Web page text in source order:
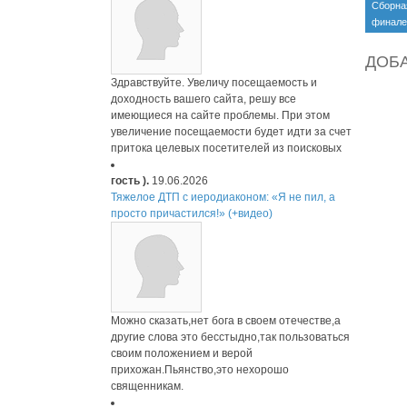
Здравствуйте. Увеличу посещаемость и
доходность вашего сайта, решу все
имеющиеся на сайте проблемы. При этом
увеличение посещаемости будет идти за счет
притока целевых посетителей из поисковых
гость ). 19.06.2026
Тяжелое ДТП с иеродиаконом: «Я не пил, а
просто причастился!» (+видео)
Можно сказать,нет бога в своем отечестве,а
другие слова это бесстыдно,так пользоваться
своим положением и верой
прихожан.Пьянство,это нехорошо
священникам.